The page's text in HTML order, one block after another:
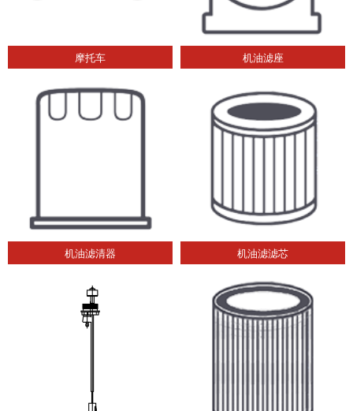
摩托车 机油滤座
机油滤清器 机油滤滤芯